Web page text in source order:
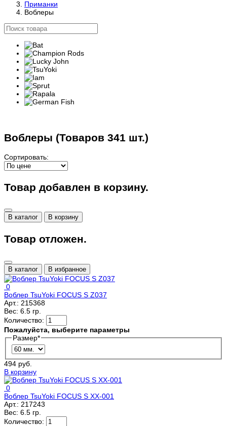
Приманки
Воблеры
Воблеры (Товаров 341 шт.)
Сортировать:
Товар добавлен в корзину.
В каталог В корзину
Товар отложен.
В каталог В избранное
0
Воблер TsuYoki FOCUS S Z037
Арт.: 215368
Вес: 6.5 гр.
Количество:
Пожалуйста, выберите параметры
Размер*
494 руб.
В корзину
0
Воблер TsuYoki FOCUS S XX-001
Арт.: 217243
Вес: 6.5 гр.
Количество: